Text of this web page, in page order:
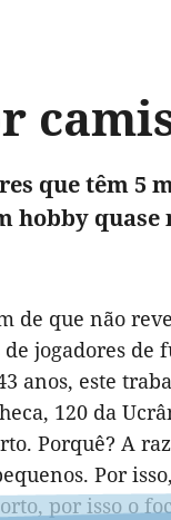
que têm 5
hobby quase
de que não
jogadores de
anos, este
120 da
Porquê? A
Por
por isso o